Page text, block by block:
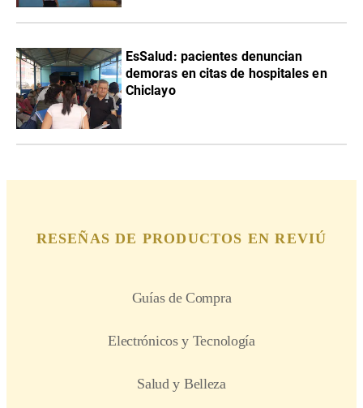
EsSalud: pacientes denuncian
demoras en citas de hospitales en
Chiclayo